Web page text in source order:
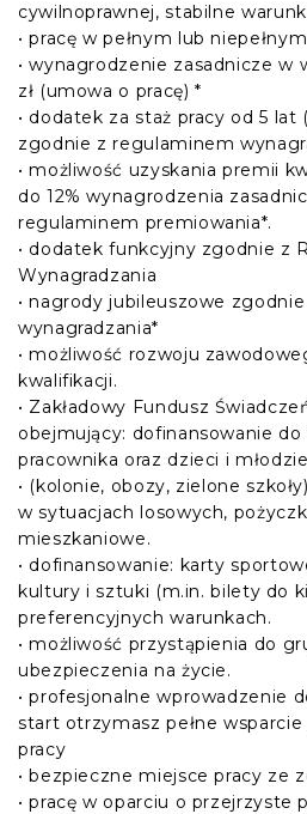
cywilnoprawnej, stabilne
• pracę w pełnym lub
• wynagrodzenie zasadnicze w
zł (umowa o pracę) *
• dodatek za staż pracy od 5 lat
zgodnie z regulaminem
• możliwość uzyskania premii
do 12% wynagrodzenia
regulaminem premiowania*.
• dodatek funkcyjny zgodnie z
Wynagradzania
• nagrody jubileuszowe
wynagradzania*
• możliwość rozwoju
kwalifikacji.
• Zakładowy Fundusz
obejmujący: dofinansowanie
pracownika oraz dzieci i
• (kolonie, obozy, zielone
w sytuacjach losowych,
mieszkaniowe.
• dofinansowanie: karty
kultury i sztuki (m.in. bilety do
preferencyjnych warunkach.
• możliwość przystąpienia do
ubezpieczenia na życie.
• profesjonalne wprowadzenie
start otrzymasz pełne
pracy
• bezpieczne miejsce pracy ze
• pracę w oparciu o przejrzyste